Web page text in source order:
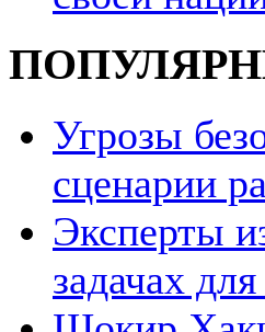
Угрозы
сценарии
Эксперты
задачах